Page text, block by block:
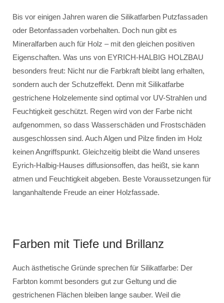
Bis vor einigen Jahren waren die Silikatfarben Putzfassaden
oder Betonfassaden vorbehalten. Doch nun gibt es
Mineralfarben auch für Holz – mit den gleichen positiven
Eigenschaften. Was uns von EYRICH-HALBIG HOLZBAU
besonders freut: Nicht nur die Farbkraft bleibt lang erhalten,
sondern auch der Schutzeffekt. Denn mit Silikatfarbe
gestrichene Holzelemente sind optimal vor UV-Strahlen und
Feuchtigkeit geschützt. Regen wird von der Farbe nicht
aufgenommen, so dass Wasserschäden und Frostschäden
ausgeschlossen sind. Auch Algen und Pilze finden im Holz
keinen Angriffspunkt. Gleichzeitig bleibt die Wand unseres
Eyrich-Halbig-Hauses diffusionsoffen, das heißt, sie kann
atmen und Feuchtigkeit abgeben. Beste Voraussetzungen für
langanhaltende Freude an einer Holzfassade.
Farben mit Tiefe und Brillanz
Auch ästhetische Gründe sprechen für Silikatfarbe: Der
Farbton kommt besonders gut zur Geltung und die
gestrichenen Flächen bleiben lange sauber. Weil die